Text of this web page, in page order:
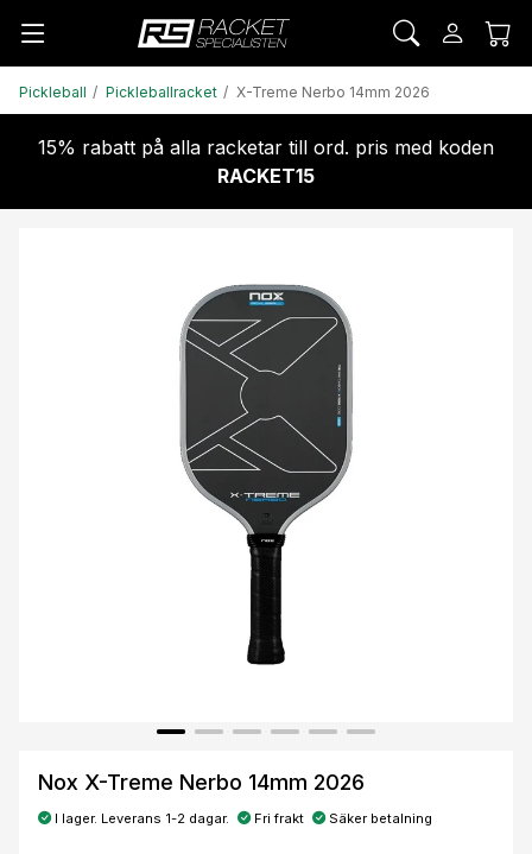
Pickleball Pickleballracket X-Treme Nerbo 14mm 2026
15% rabatt på alla racketar till ord. pris med koden
RACKET15
Nox X-Treme Nerbo 14mm 2026
I lager. Leverans 1-2 dagar. Fri frakt Säker betalning